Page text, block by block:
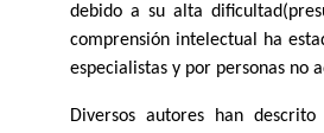
debido a su alta
comprensión intelectual ha
especialistas y por personas no
Diversos autores han